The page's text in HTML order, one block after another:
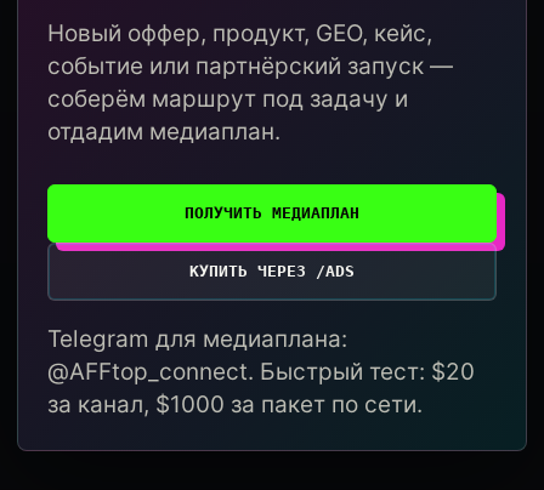
Новый оффер, продукт, GEO, кейс,
событие или партнёрский запуск —
соберём маршрут под задачу и
отдадим медиаплан.
ПОЛУЧИТЬ МЕДИАПЛАН
КУПИТЬ ЧЕРЕЗ /ADS
Telegram для медиаплана:
@AFFtop_connect. Быстрый тест: $20
за канал, $1000 за пакет по сети.